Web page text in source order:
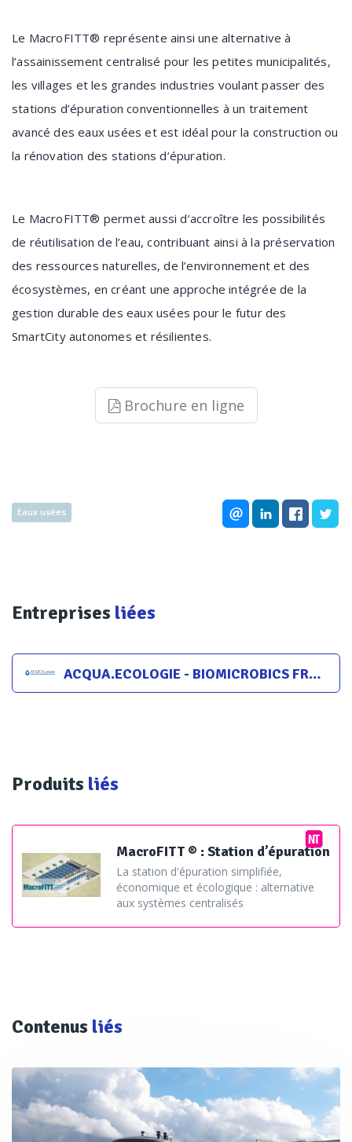
Le MacroFITT® représente ainsi une alternative à
l’assainissement centralisé pour les petites municipalités,
les villages et les grandes industries voulant passer des
stations d’épuration conventionnelles à un traitement
avancé des eaux usées et est idéal pour la construction ou
la rénovation des stations d’épuration.
Le MacroFITT® permet aussi d’accroître les possibilités
de réutilisation de l’eau, contribuant ainsi à la préservation
des ressources naturelles, de l’environnement et des
écosystèmes, en créant une approche intégrée de la
gestion durable des eaux usées pour le futur des
SmartCity autonomes et résilientes.
Brochure en ligne
Eaux usées
Entreprises liées
ACQUA.ECOLOGIE - BIOMICROBICS FRANCE
Produits liés
MacroFITT ® : Station d’épuration
La station d'épuration simplifiée,
économique et écologique : alternative
aux systèmes centralisés
Contenus liés